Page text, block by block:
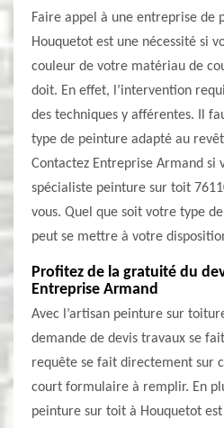
Faire appel à une entreprise de
Houquetot est une nécessité si
couleur de votre matériau de
doit. En effet, l’intervention
des techniques y afférentes. Il
type de peinture adapté au
Contactez Entreprise Armand si
spécialiste peinture sur toit
vous. Quel que soit votre type
peut se mettre à votre
Profitez de la gratuité du
Entreprise Armand
Avec l’artisan peinture sur
demande de devis travaux se
requête se fait directement sur
court formulaire à remplir. En
peinture sur toit à Houquetot